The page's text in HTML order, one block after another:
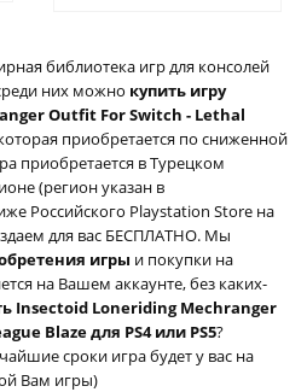
библиотека игр для консолей
них можно купить игру
Outfit For Switch - Lethal
приобретается по сниженной
приобретается в Турецком
(регион указан в
Российского Playstation Store на
для вас БЕСПЛАТНО. Мы
игры и покупки на
на Вашем аккаунте, без каких-
Insectoid Loneriding Mechranger
Blaze для PS4 или PS5?
сроки игра будет у вас на
Вам игры)